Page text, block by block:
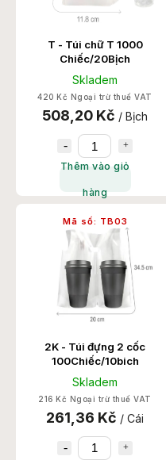
T - Túi chữ T 1000
Chiếc/20Bịch
Skladem
420 Kč Ngoại trừ thuế VAT
508,20 Kč / Bịch
Thêm vào giỏ
hàng
2K - Túi đựng 2 cốc
100Chiếc/10bich
Skladem
216 Kč Ngoại trừ thuế VAT
261,36 Kč / Cái
Mã số: TB03